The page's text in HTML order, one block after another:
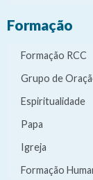
Formação
Formação RCC
Grupo de
Espiritualidade
Papa
Igreja
Formação